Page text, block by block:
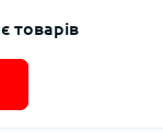
товарів